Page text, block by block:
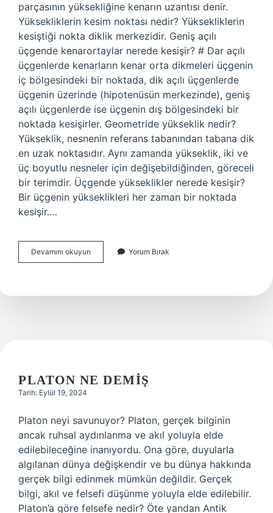
parçasının yüksekliğine kenarın uzantısı denir.
Yüksekliklerin kesim noktası nedir? Yüksekliklerin
kesiştiği nokta diklik merkezidir. Geniş açılı
üçgende kenarortaylar nerede kesişir? # Dar açılı
üçgenlerde kenarların kenar orta dikmeleri üçgenin
iç bölgesindeki bir noktada, dik açılı üçgenlerde
üçgenin üzerinde (hipotenüsün merkezinde), geniş
açılı üçgenlerde ise üçgenin dış bölgesindeki bir
noktada kesişirler. Geometride yükseklik nedir?
Yükseklik, nesnenin referans tabanından tabana dik
en uzak noktasıdır. Aynı zamanda yükseklik, iki ve
üç boyutlu nesneler için değişebildiğinden, göreceli
bir terimdir. Üçgende yükseklikler nerede kesişir?
Bir üçgenin yükseklikleri her zaman bir noktada
kesişir.…
Devamını okuyun
Açılı
Nerede
Yorum Bırak
PLATON NE DEMIŞ
Tarih: Eylül 19, 2024
Platon neyi savunuyor? Platon, gerçek bilginin
ancak ruhsal aydınlanma ve akıl yoluyla elde
edilebileceğine inanıyordu. Ona göre, duyularla
algılanan dünya değişkendir ve bu dünya hakkında
gerçek bilgi edinmek mümkün değildir. Gerçek
bilgi, akıl ve felsefi düşünme yoluyla elde edilebilir.
Platon’a göre felsefe nedir? Öte yandan Antik